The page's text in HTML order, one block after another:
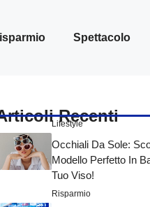
Spettacolo
Recenti
Lifestyle
Occhiali Da Sole:
Modello Perfetto In
Tuo Viso!
Risparmio